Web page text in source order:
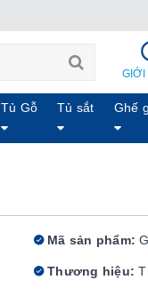
GIỚI
Tủ Gỗ Tủ sắt Ghế
Mã sản phẩm:
Thương hiệu: